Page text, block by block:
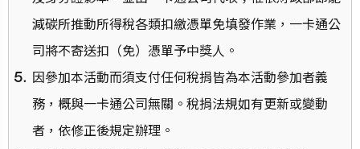
減碳所推動所得稅各類扣繳憑單免填發作業，一卡通公
司將不寄送扣（免）憑單予中獎人。
因參加本活動而須支付任何稅捐皆為本活動參加者義
務，概與一卡通公司無關。稅捐法規如有更新或變動
者，依修正後規定辦理。